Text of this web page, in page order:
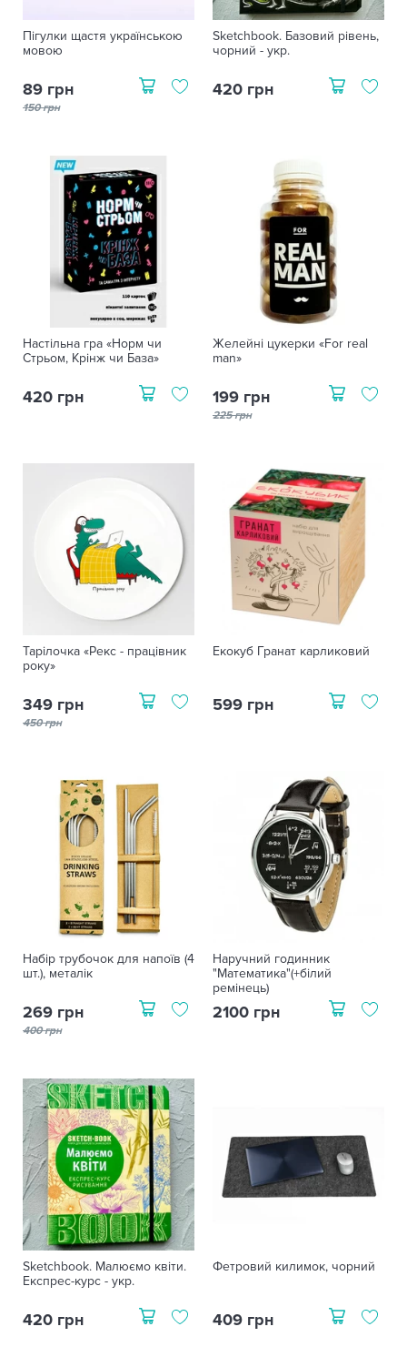
Пігулки щастя українською
мовою
89 грн
150 грн
Sketchbook. Базовий рівень,
чорний - укр.
420 грн
Настільна гра «Норм чи
Стрьом, Крінж чи База»
420 грн
Желейні цукерки «For real
man»
199 грн
225 грн
Тарілочка «Рекс - працівник
року»
349 грн
450 грн
Екокуб Гранат карликовий
599 грн
Набір трубочок для напоїв (4
шт.), металік
269 грн
400 грн
Наручний годинник
"Математика"(+білий
ремінець)
2100 грн
Sketchbook. Малюємо квіти.
Експрес-курс - укр.
420 грн
Фетровий килимок, чорний
409 грн